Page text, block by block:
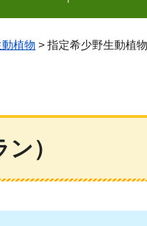
植物 > 指定希少野生動植
）